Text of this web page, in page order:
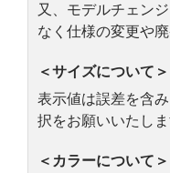
又、モデルチェン
なく仕様の変更や
＜サイズについて＞
表示値は誤差を含
択をお願いいたしま
＜カラーについて＞